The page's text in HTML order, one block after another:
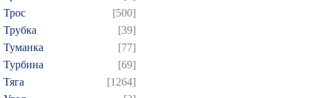
Трос
[500]
Трубка
[39]
Туманка
[77]
Турбина
[69]
Тяга
[1264]